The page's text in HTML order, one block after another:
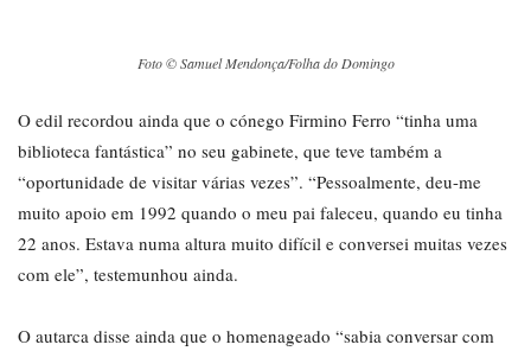
Foto © Samuel Mendonça/Folha do Domingo
O edil recordou ainda que o cónego Firmino Ferro “tinha uma
biblioteca fantástica” no seu gabinete, que teve também a
“oportunidade de visitar várias vezes”. “Pessoalmente, deu-me
muito apoio em 1992 quando o meu pai faleceu, quando eu tinha
22 anos. Estava numa altura muito difícil e conversei muitas vezes
com ele”, testemunhou ainda.
O autarca disse ainda que o homenageado “sabia conversar com